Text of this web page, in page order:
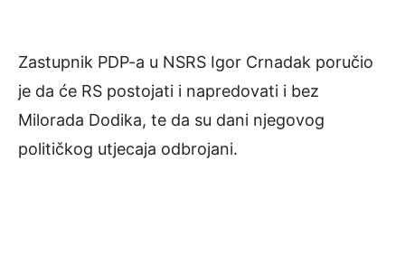
Zastupnik PDP-a u NSRS Igor Crnadak poručio
je da će RS postojati i napredovati i bez
Milorada Dodika, te da su dani njegovog
političkog utjecaja odbrojani.